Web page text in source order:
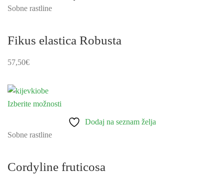
Sobne rastline
Fikus elastica Robusta
57,50€
Izberite možnosti
izdelek
Možnosti
Dodaj na seznam želja
Sobne rastline
Cordyline fruticosa